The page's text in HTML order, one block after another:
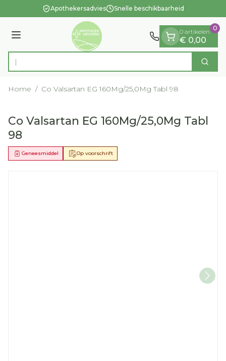
Ga naar de inhoudApothekersadvies Snelle beschikbaarheid
Menu
Product, merk, categorie...
Op zo Zoek
0 artikelen
€ 0,00
0
Home / Co Valsartan EG 160Mg/25,0Mg Tabl 98
Co Valsartan EG 160Mg/25,0Mg Tabl
98
Op voorschrift
Geneesmiddel